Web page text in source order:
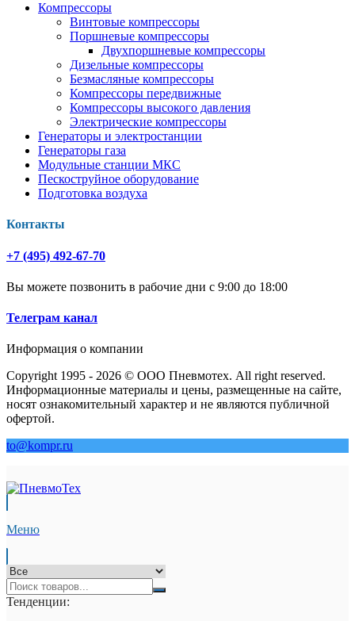
Компрессоры
Винтовые компрессоры
Поршневые компрессоры
Двухпоршневые компрессоры
Дизельные компрессоры
Безмасляные компрессоры
Компрессоры передвижные
Компрессоры высокого давления
Электрические компрессоры
Генераторы и электростанции
Генераторы газа
Модульные станции МКС
Пескоструйное оборудование
Подготовка воздуха
Контакты
+7 (495) 492-67-70
Вы можете позвонить в рабочие дни с 9:00 до 18:00
Телеграм канал
Информация о компании
Copyright 1995 - 2026 © ООО Пневмотех. All right reserved.
Информационные материалы и цены, размещенные на сайте,
носят ознакомительный характер и не являются публичной
офертой.
to@kompr.ru
Меню
Тенденции: